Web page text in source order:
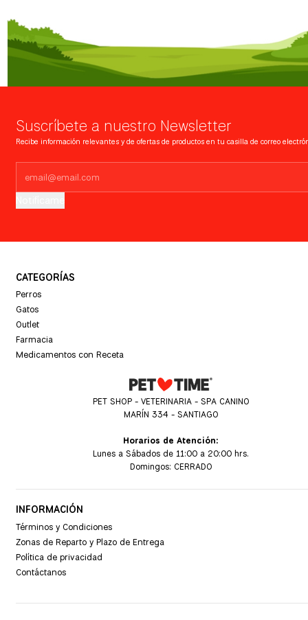
Suscríbete a nuestro Newsletter
Recibe información relevantes y de ofertas de productos en tu casilla de correo
CATEGORÍAS
Perros
Gatos
Outlet
Farmacia
Medicamentos con Receta
PET SHOP - VETERINARIA - SPA CANINO
MARÍN 334 - SANTIAGO
Horarios de Atención:
Lunes a Sábados de 11:00 a 20:00 hrs.
Domingos: CERRADO
INFORMACIÓN
Términos y Condiciones
Zonas de Reparto y Plazo de Entrega
Política de privacidad
Contáctanos